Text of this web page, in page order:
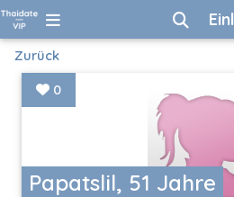
Zurück
Papatslil, 51 Jahre
0